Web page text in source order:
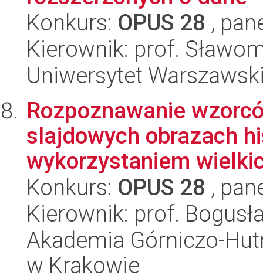
Konkurs: OPUS 28 ,
Kierownik: prof.
Uniwersytet
Rozpoznawanie
slajdowych obrazach
wykorzystaniem
Konkurs: OPUS 28 ,
Kierownik: prof.
Akademia Górniczo-
w Krakowie